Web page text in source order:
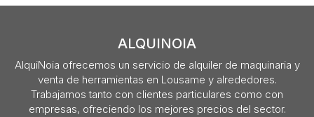
ALQUINOIA
AlquiNoia ofrecemos un servicio de alquiler de maquinaria y
venta de herramientas en Lousame y alrededores.
Trabajamos tanto con clientes particulares como con
empresas, ofreciendo los mejores precios del sector.